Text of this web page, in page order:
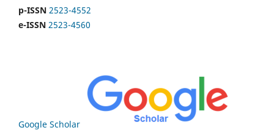
p-ISSN 2523-4552
e-ISSN 2523-4560
Google Scholar